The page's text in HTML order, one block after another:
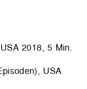
2018, 5 Min.
USA